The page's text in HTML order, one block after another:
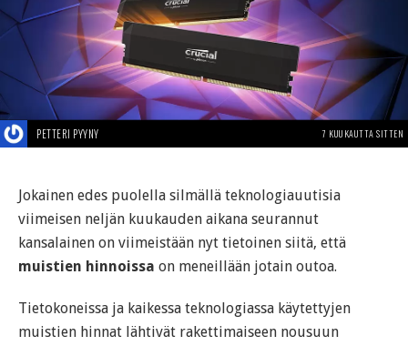
PETTERI PYYNY 7 KUUKAUTTA SITTEN
Jokainen edes puolella silmällä teknologiauutisia
viimeisen neljän kuukauden aikana seurannut
kansalainen on viimeistään nyt tietoinen siitä, että
muistien hinnoissa on meneillään jotain outoa.
Tietokoneissa ja kaikessa teknologiassa käytettyjen
muistien hinnat lähtivät rakettimaiseen nousuun